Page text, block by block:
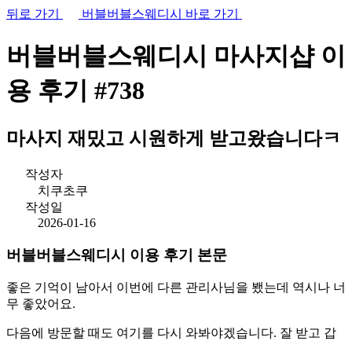
뒤로 가기 버블버블스웨디시 바로 가기
버블버블스웨디시 마사지샵이
용 후기 #738
마사지 재밌고 시원하게 받고왔습니다ㅋ
작성자
치쿠초쿠
작성일
2026-01-16
버블버블스웨디시 이용 후기 본문
좋은 기억이 남아서 이번에 다른 관리사님을 뵀는데 역시나 너
무 좋았어요.
다음에 방문할 때도 여기를 다시 와봐야겠습니다. 잘 받고 갑